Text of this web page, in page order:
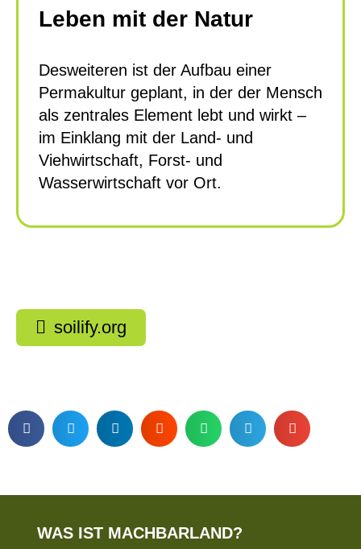
Leben mit der Natur
Desweiteren ist der Aufbau einer
Permakultur geplant, in der der Mensch
als zentrales Element lebt und wirkt –
im Einklang mit der Land- und
Viehwirtschaft, Forst- und
Wasserwirtschaft vor Ort.
soilify.org
WAS IST MACHBARLAND?